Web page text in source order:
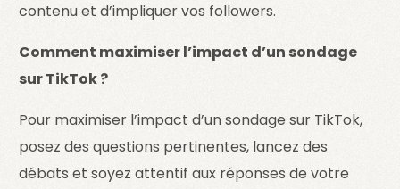
contenu et d’impliquer vos followers.
Comment maximiser l’impact d’un sondage
sur TikTok ?
Pour maximiser l’impact d’un sondage sur TikTok,
posez des questions pertinentes, lancez des
débats et soyez attentif aux réponses de votre